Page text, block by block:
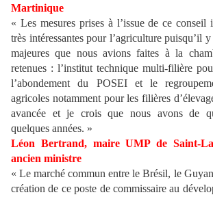
Martinique
« Les mesures prises à l’issue de ce conseil
très intéressantes pour l’agriculture puisqu’il
majeures que nous avions faites à la
retenues : l’institut technique multi-filière
l’abondement du POSEI et le
agricoles notamment pour les filières
avancée et je crois que nous avons de
quelques années. »
Léon Bertrand, maire UMP de Saint-
ancien ministre
« Le marché commun entre le Brésil, le
création de ce poste de commissaire au